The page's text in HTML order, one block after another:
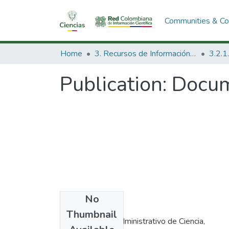
Communities &
Home 3. Recursos de Información Científica y Tecnológica
Publication:
No
Thumbnail
Authors
Departamento Administrativo de Ciencia,